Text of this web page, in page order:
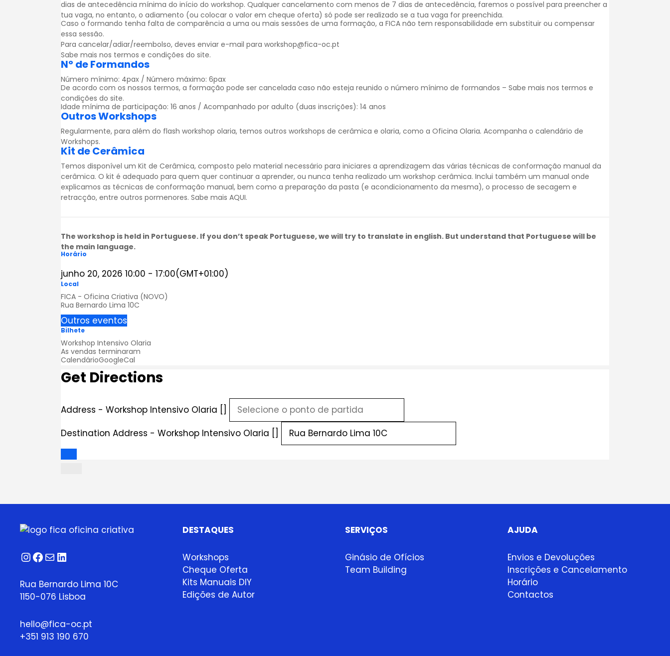
dias de antecedência mínima do início do workshop. Qualquer cancelamento com menos de 7 dias de antecedência, faremos o possível para preencher a
tua vaga, no entanto, o adiamento (ou colocar o valor em cheque oferta) só pode ser realizado se a tua vaga for preenchida.
Caso o formando tenha falta de comparência a uma ou mais sessões de uma formação, a FICA não tem responsabilidade em substituir ou compensar
essa sessão.
Para cancelar/adiar/reembolso, deves enviar e-mail para workshop@fica-oc.pt
Sabe mais nos termos e condições do site.
Nº de Formandos
Número mínimo: 4pax / Número máximo: 6pax
De acordo com os nossos termos, a formação pode ser cancelada caso não esteja reunido o número mínimo de formandos – Sabe mais nos termos e
condições do site.
Idade mínima de participação: 16 anos / Acompanhado por adulto (duas inscrições): 14 anos
Outros Workshops
Regularmente, para além do flash workshop olaria, temos outros workshops de cerâmica e olaria, como a Oficina Olaria. Acompanha o calendário de
Workshops.
Kit de Cerâmica
Temos disponível um Kit de Cerâmica, composto pelo material necessário para iniciares a aprendizagem das várias técnicas de conformação manual da
cerâmica. O kit é adequado para quem quer continuar a aprender, ou nunca tenha realizado um workshop cerâmica. Inclui também um manual onde
explicamos as técnicas de conformação manual, bem como a preparação da pasta (e acondicionamento da mesma), o processo de secagem e
retracção, entre outros pormenores. Sabe mais AQUI.
The workshop is held in Portuguese. If you don’t speak Portuguese, we will try to translate in english. But understand that Portuguese will be
the main language.
Horário
junho 20, 2026 10:00 - 17:00(GMT+01:00)
Local
FICA - Oficina Criativa (NOVO)
Rua Bernardo Lima 10C
Outros eventos
Bilhete
Workshop Intensivo Olaria
As vendas terminaram
CalendárioGoogleCal
Get Directions
Address - Workshop Intensivo Olaria []
Destination Address - Workshop Intensivo Olaria []
Instagram
Facebook
Correio
LinkedIn
Rua Bernardo Lima 10C
1150-076 Lisboa
hello@fica-oc.pt
+351 913 190 670
DESTAQUES
Workshops
Cheque Oferta
Kits Manuais DIY
Edições de Autor
SERVIÇOS
Ginásio de Ofícios
Team Building
AJUDA
Envios e Devoluções
Inscrições e Cancelamento
Horário
Contactos